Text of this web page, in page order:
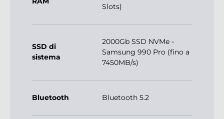
Slots)
SSD di
sistema
2000Gb SSD NVMe -
Samsung 990 Pro (fino a
7450MB/s)
Bluetooth Bluetooth 5.2